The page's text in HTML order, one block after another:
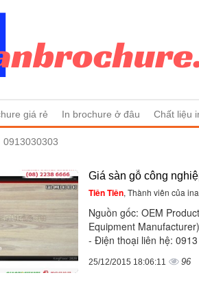
giá rẻ In brochure ở đâu Chất liệu
0913030303
Giá sàn gỗ công
Tiên Tiên, Thành viên của
Nguồn gốc: OEM
Equipment
- Điện thoại liên hệ:
25/12/2015 18:06:11 96